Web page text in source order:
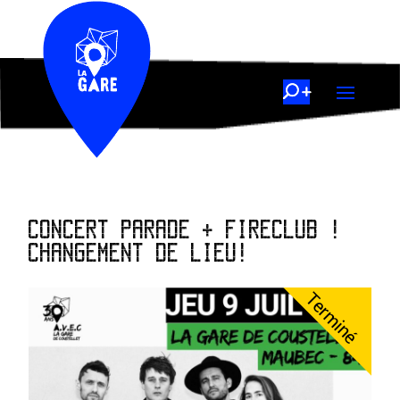
CONCERT PARADE + FIRECLUB !
CHANGEMENT DE LIEU!
Terminé